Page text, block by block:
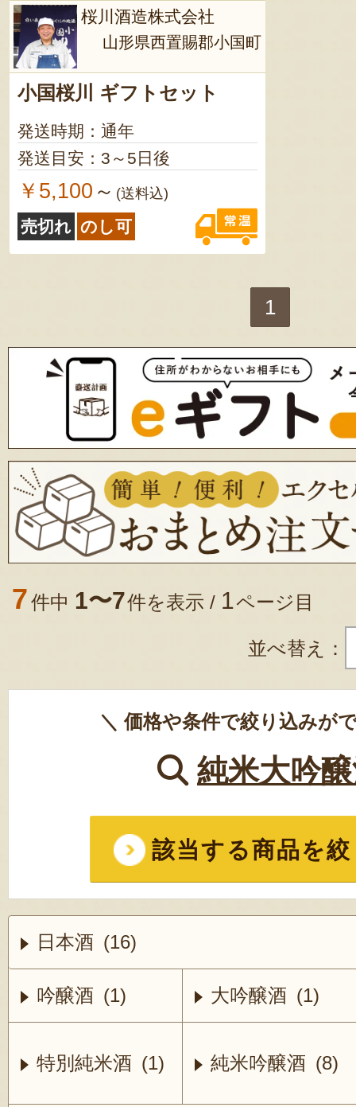
桜川酒造株式会社
山形県西置賜郡小国町
小国桜川 ギフトセット
発送時期：通年
発送目安：3～5日後
￥5,100 ～ (送料込)
売切れ のし可
1
7件中 1〜7件を表示 / 1ページ目
並べ替え：
＼ 価格や条件で絞り込みが
純米大吟
該当する商品を
日本酒 (16)
吟醸酒 (1) 大吟醸酒 (1)
特別純米酒 (1) 純米吟醸酒 (8)